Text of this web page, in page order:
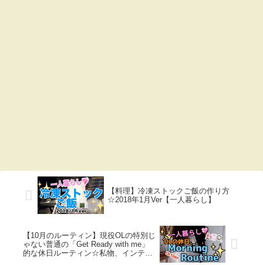
【料理】冷凍ストックご飯の作り方
☆2018年1月Ver【一人暮らし】
【10月のルーティン】現役OLの特別じ
ゃない普通の「Get Ready with me」
的な休日ルーティン☆私物、インテリ